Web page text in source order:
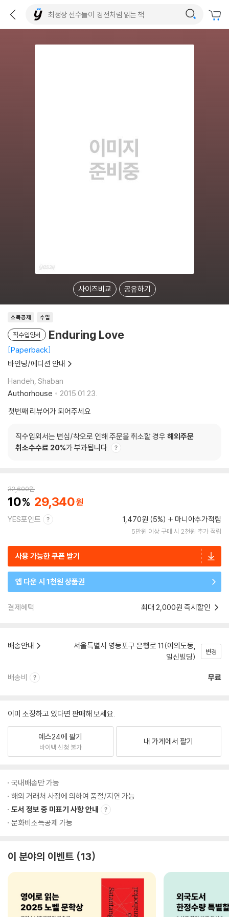
사이즈비교 공유하기
소득공제 수입
직수입양서 Enduring Love
Paperback
바인딩/에디션 안내
Handeh, Shaban
Authorhouse
2015.01.23.
첫번째 리뷰어가 되어주세요
직수입외서는 변심/착오로 인해 주문을 취소할 경우 해외주문
취소수수료 20%가 부과됩니다.
32,600원
10 29,340
YES포인트 1,470원 (5%) 마니아추가적립
5만원 이상 구매 시 2천원 추가 적립
사용 가능한 쿠폰 받기
앱 다운 시 1천원 상품권
결제혜택 최대 2,000원 즉시할인
배송안내
서울특별시 영등포구 은행로 11(여의도동,
일신빌딩)
변경
배송비 무료
이미 소장하고 있다면 판매해 보세요.
예스24에 팔기
바이백 신청 불가
내 가게에서 팔기
국내배송만 가능
해외 거래처 사정에 의하여 품절/지연 가능
도서 정보 중 미표기 사항 안내
문화비소득공제 가능
이 분야의 이벤트 13